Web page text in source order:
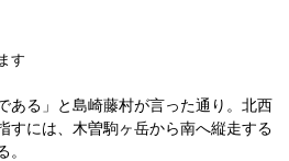
す
ある」と島崎藤村が言った通り。北西
すには、木曽駒ヶ岳から南へ縦走する